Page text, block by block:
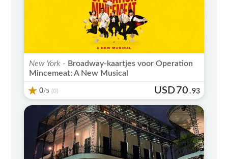
New York - Broadway-kaartjes voor Operation
Mincemeat: A New Musical
0/5 (0) USD70 .93